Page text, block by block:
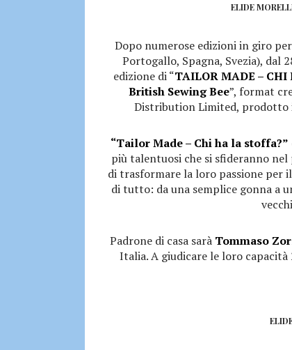
ELIDE
Dopo numerose edizioni in giro
Portogallo, Spagna, Svezia), dal
edizione di “TAILOR MADE – CHI
British Sewing Bee”, format
Distribution Limited, prodotto
“Tailor Made – Chi ha la stoffa?”
più talentuosi che si sfideranno
di trasformare la loro passione per
di tutto: da una semplice gonna a
Padrone di casa sarà Tommaso
Italia. A giudicare le loro capacità